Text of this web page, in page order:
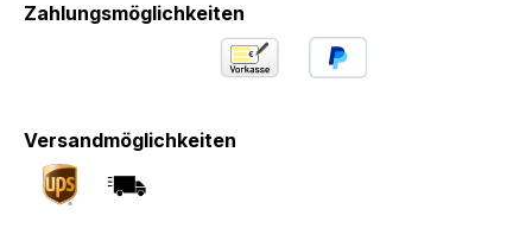
Zahlungsmöglichkeiten
Versandmöglichkeiten